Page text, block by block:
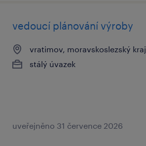
vedoucí plánování výroby
vratimov, moravskoslezský kraj
stálý úvazek
uveřejněno 31 července 2026